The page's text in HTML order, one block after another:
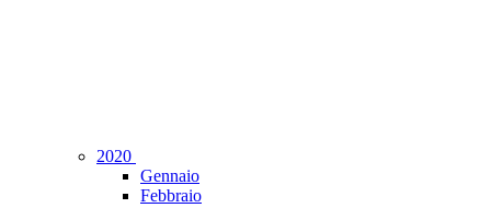
2020
Gennaio
Febbraio